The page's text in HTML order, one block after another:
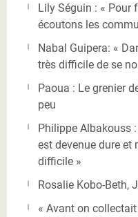
Lily Séguin : « Pour
écoutons les
Nabal Guipera: «
très difficile de se
Paoua : Le grenier
peu
Philippe Albakouss
est devenue dure et
difficile »
Rosalie Kobo-Beth,
« Avant on